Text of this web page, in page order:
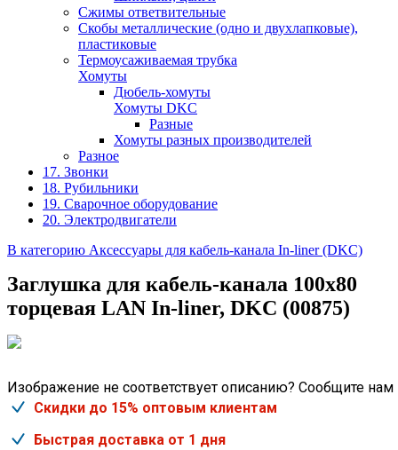
Сжимы ответвительные
Скобы металлические (одно и двухлапковые),
пластиковые
Термоусаживаемая трубка
Хомуты
Дюбель-хомуты
Хомуты DKC
Разные
Хомуты разных производителей
Разное
17. Звонки
18. Рубильники
19. Сварочное оборудование
20. Электродвигатели
В категорию Аксессуары для кабель-канала In-liner (DKC)
Заглушка для кабель-канала 100x80
торцевая LАN In-liner, DKC (00875)
Изображение не соответствует описанию? Сообщите нам
Скидки до 15% оптовым клиентам
Быстрая доставка от 1 дня